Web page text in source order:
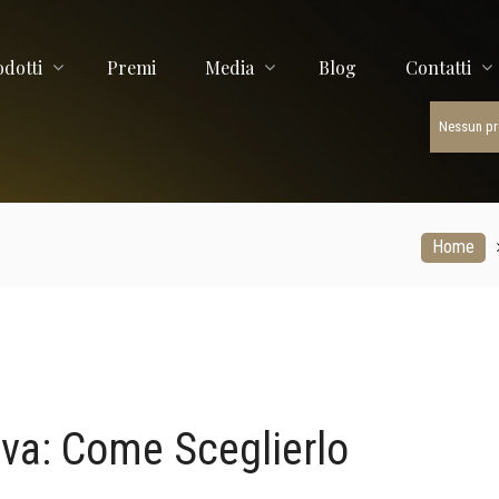
Premi Media Blog Contatti
Nessun
Home
Come Sceglierlo